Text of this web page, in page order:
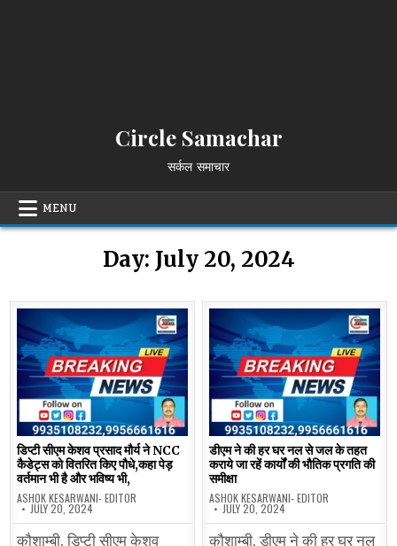
Circle Samachar
सर्कल समाचार
MENU
Day: July 20, 2024
डिप्टी सीएम केशव प्रसाद मौर्य ने NCC
कैडेट्स को वितरित किए पौधे,कहा पेड़
वर्तमान भी है और भविष्य भी,
ASHOK KESARWANI- EDITOR
JULY 20, 2024
कौशाम्बी, डिप्टी सीएम केशव
डीएम ने की हर घर नल से जल के तहत
कराये जा रहें कार्यों की भौतिक प्रगति की
समीक्षा
ASHOK KESARWANI- EDITOR
JULY 20, 2024
कौशाम्बी, डीएम ने की हर घर नल